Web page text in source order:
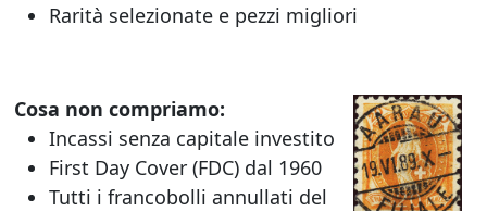
Rarità selezionate e pezzi migliori
Cosa non compriamo:
Incassi senza capitale investito
First Day Cover (FDC) dal 1960
Tutti i francobolli annullati del